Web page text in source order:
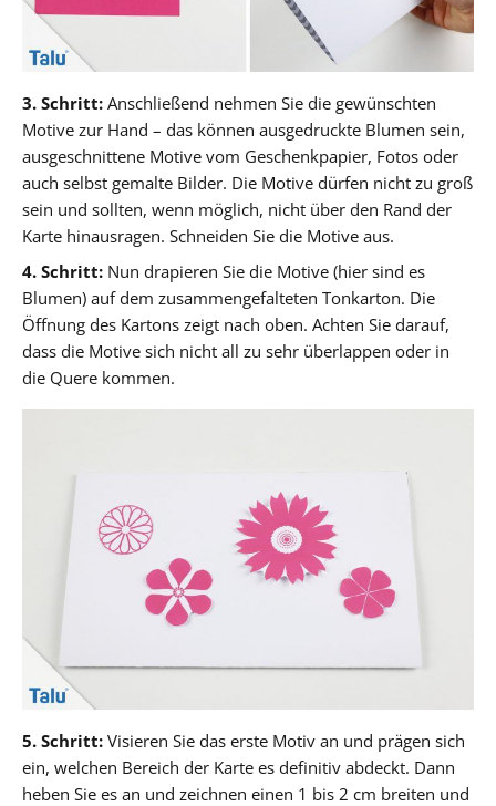
3. Schritt: Anschließend nehmen Sie die gewünschten
Motive zur Hand – das können ausgedruckte Blumen sein,
ausgeschnittene Motive vom Geschenkpapier, Fotos oder
auch selbst gemalte Bilder. Die Motive dürfen nicht zu groß
sein und sollten, wenn möglich, nicht über den Rand der
Karte hinausragen. Schneiden Sie die Motive aus.
4. Schritt: Nun drapieren Sie die Motive (hier sind es
Blumen) auf dem zusammengefalteten Tonkarton. Die
Öffnung des Kartons zeigt nach oben. Achten Sie darauf,
dass die Motive sich nicht all zu sehr überlappen oder in
die Quere kommen.
5. Schritt: Visieren Sie das erste Motiv an und prägen sich
ein, welchen Bereich der Karte es definitiv abdeckt. Dann
heben Sie es an und zeichnen einen 1 bis 2 cm breiten und